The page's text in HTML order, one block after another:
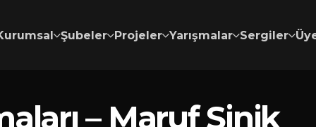
Şubeler Projeler Yarışmalar Sergiler
– Maruf Şinik